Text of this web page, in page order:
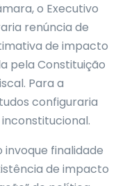
o Executivo
renúncia de
de impacto
pela Constituição
Para a
configuraria
finalidade
de impacto